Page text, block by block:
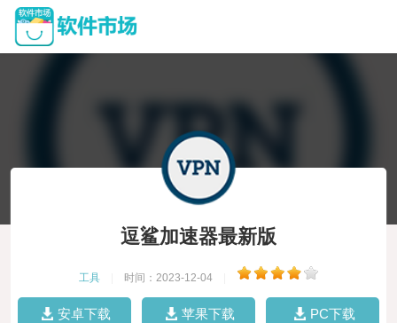
逗鲨加速器最新版
工具 时间：2023-12-04
安卓下载 苹果下载 PC下载